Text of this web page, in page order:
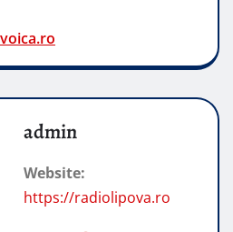
admin
Website:
https://radiolipova.ro